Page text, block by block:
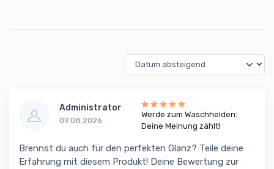
Administrator
09.08.2026
Werde zum Waschhelden:
Deine Meinung zählt!
Brennst du auch für den perfekten Glanz? Teile deine
Erfahrung mit diesem Produkt! Deine Bewertung zur